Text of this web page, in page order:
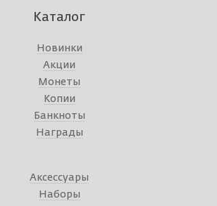
Каталог
Новинки
Акции
Монеты
Копии
Банкноты
Награды
Аксессуары
Наборы